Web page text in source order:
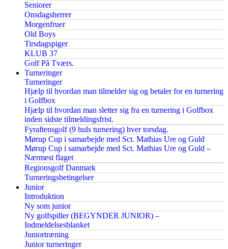
Seniorer
Onsdagsherrer
Morgenfruer
Old Boys
Tirsdagspiger
KLUB 37
Golf På Tværs.
Turneringer
Turneringer
Hjælp til hvordan man tilmelder sig og betaler for en turnering
i Golfbox
Hjælp til hvordan man sletter sig fra en turnering i Golfbox
inden sidste tilmeldingsfrist.
Fyraftensgolf (9 huls turnering) hver torsdag.
Mørup Cup i samarbejde med Sct. Mathias Ure og Guld
Mørup Cup i samarbejde med Sct. Mathias Ure og Guld –
Nærmest flaget
Regionsgolf Danmark
Turneringsbetingelser
Junior
Introduktion
Ny som junior
Ny golfspiller (BEGYNDER JUNIOR) –
Indmeldelsesblanket
Juniortræning
Junior turneringer